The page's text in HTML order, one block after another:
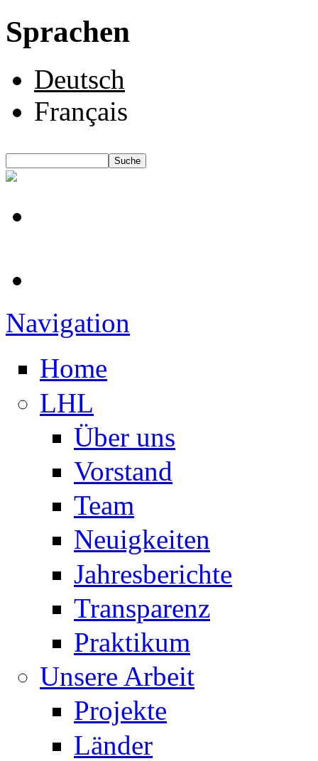
Sprachen
Deutsch
Français
Navigation
Home
LHL
Über uns
Vorstand
Team
Neuigkeiten
Jahresberichte
Transparenz
Praktikum
Unsere Arbeit
Projekte
Länder